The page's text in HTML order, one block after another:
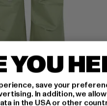
YOU
save your
In addition, we
in the USA or other